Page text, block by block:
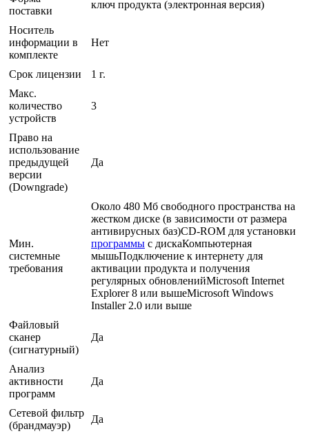
поставки
ключ продукта (электронная версия)
Носитель
информации в
комплекте
Нет
Срок лицензии
1 г.
Макс.
количество
устройств
3
Право на
использование
предыдущей
версии
(Downgrade)
Да
Мин.
системные
требования
Около 480 Мб свободного пространства на
жестком диске (в зависимости от размера
антивирусных баз)CD-ROM для установки
программы с дискаКомпьютерная
мышьПодключение к интернету для
активации продукта и получения
регулярных обновленийMicrosoft Internet
Explorer 8 или вышеMicrosoft Windows
Installer 2.0 или выше
Файловый
сканер
(сигнатурный)
Да
Анализ
активности
программ
Да
Сетевой фильтр
(брандмауэр)
Да